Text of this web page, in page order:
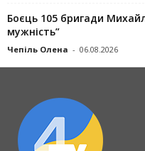
Боєць 105 бригади
мужність”
Чепіль Олена - 06.08.2026